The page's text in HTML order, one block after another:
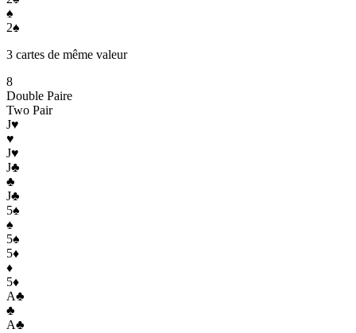
♠
2♠
3 cartes de même valeur
8
Double Paire
Two Pair
J♥
♥
J♥
J♣
♣
J♣
5♠
♠
5♠
5♦
♦
5♦
A♣
♣
A♣